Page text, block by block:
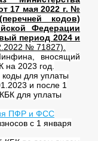
17 мая 2022 г. №
кодов)
Федерации
период 2024 и
№ 71827).
вносящий
на 2023 год.
для уплаты
и после 1
для уплаты
ПФР и ФСС
с 1 января